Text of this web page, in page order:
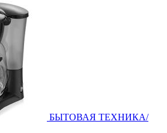
БЫТОВАЯ ТЕХНИКА/